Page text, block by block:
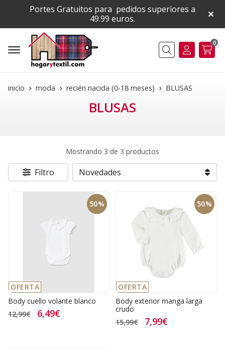
Portes Gratuitos para pedidos superiores a
49.99 euros.
Buscar
0
inicio moda recién nacida (0-18 meses) BLUSAS
BLUSAS
Mostrando 3 de 3 productos
Filtro
50%
OFERTA
Body cuello volante blanco
12,99€
6,49€
50%
OFERTA
Body exterior manga larga
crudo
15,99€
7,99€